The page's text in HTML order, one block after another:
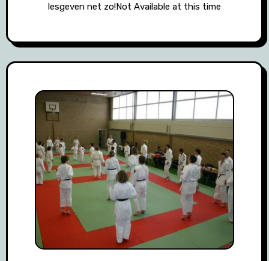
lesgeven net zo!Not Available at this time